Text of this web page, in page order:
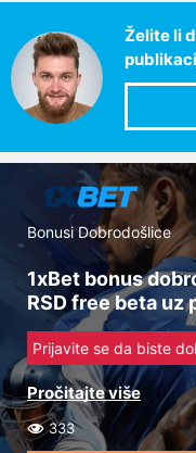
Želite li
Bonusi Dobrodošlice
1xBet bonus
RSD free beta uz
Prijavite se da biste
333